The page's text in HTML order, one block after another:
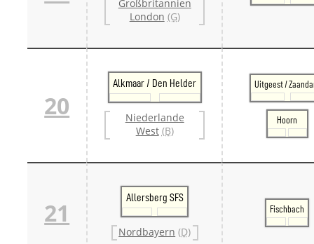
Großbritannien
London (G)
20
Alkmaar / Den Helder
Niederlande
West (B)
Uitgeest /
Hoorn
21
Allersberg SFS
Nordbayern (D)
Fischbach